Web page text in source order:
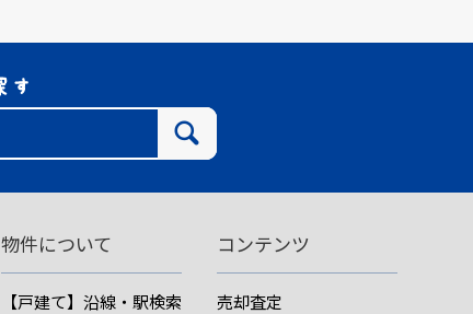
物件について
【戸建て】沿線・駅検索
コンテンツ
売却査定